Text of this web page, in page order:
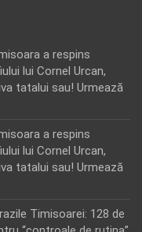
a respins
lui Cornel Urcan,
tatalui sau! Urmează
a respins
lui Cornel Urcan,
tatalui sau! Urmează
Timisoarei: 128 de